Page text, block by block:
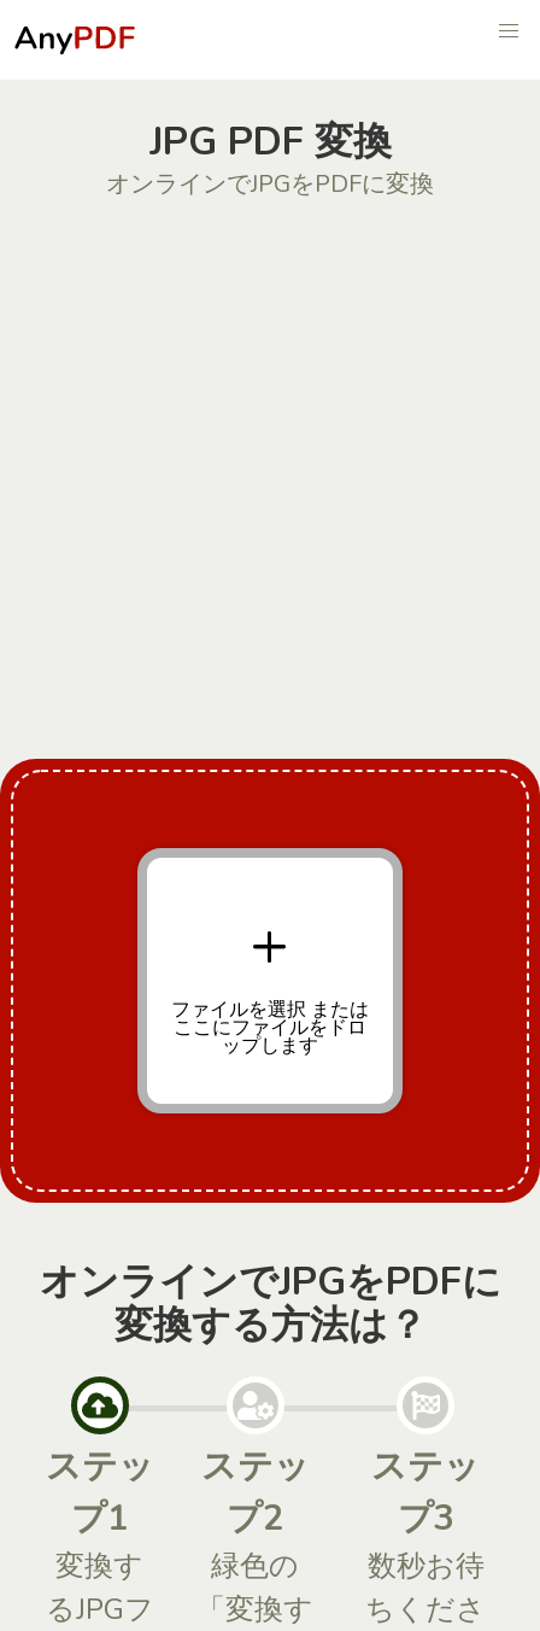
JPG PDF 変換
オンラインでJPGをPDFに変換
+
ファイルを選択 または
ここにファイルをドロ
ップします
オンラインでJPGをPDFに
変換する方法は？
ステッ
プ1
変換す
るJPGフ
ステッ
プ2
緑色の
「変換す
ステッ
プ3
数秒お待
ちくださ